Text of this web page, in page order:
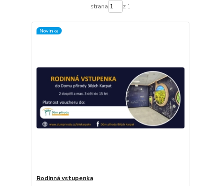
strana z 1
Novinka
Rodinná vstupenka